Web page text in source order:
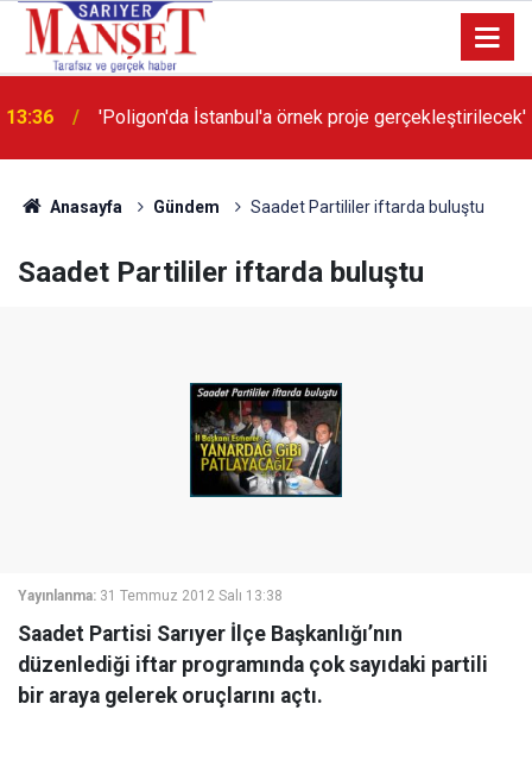
13:36 'Poligon'da İstanbul'a örnek proje gerçekleştirilecek'
Anasayfa Gündem Saadet Partililer iftarda buluştu
Saadet Partililer iftarda buluştu
Yayınlanma: 31 Temmuz 2012 Salı 13:38
Saadet Partisi Sarıyer İlçe Başkanlığı’nın
düzenlediği iftar programında çok sayıdaki partili
bir araya gelerek oruçlarını açtı.